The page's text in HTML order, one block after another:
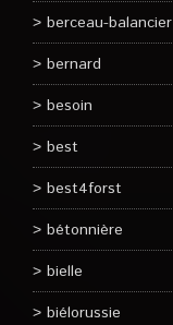
berceau-balancier
bernard
besoin
best
best4forst
bétonnière
bielle
biélorussie